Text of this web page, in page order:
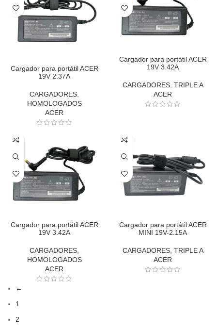
Cargador para portátil ACER
19V 2.37A
CARGADORES
HOMOLOGADOS
ACER
Cargador para portátil ACER
19V 3.42A
CARGADORES, TRIPLE A
ACER
Cargador para portátil ACER
19V 3.42A
CARGADORES
HOMOLOGADOS
ACER
Cargador para portátil ACER
MINI 19V-2.15A
CARGADORES, TRIPLE A
ACER
←
1
2